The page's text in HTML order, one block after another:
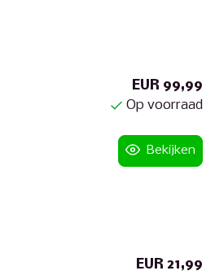
EUR 99,99
Op voorraad
Bekijken
EUR 21,99